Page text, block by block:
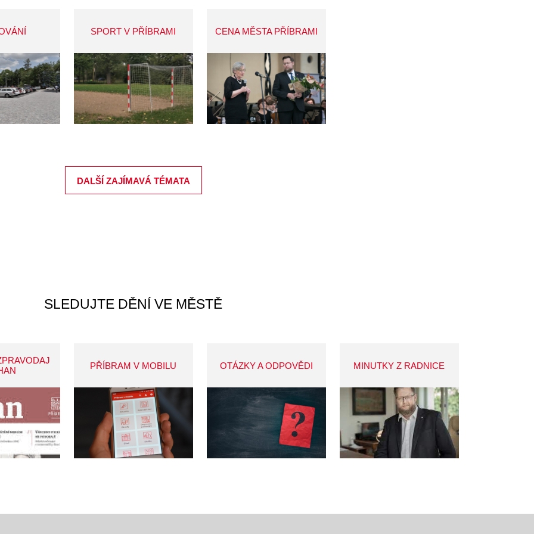
SPORT V PŘÍBRAMI CENA MĚSTA PŘÍBRAMI
DALŠÍ ZAJÍMAVÁ TÉMATA
SLEDUJTE DĚNÍ VE MĚSTĚ
PŘÍBRAM V MOBILU OTÁZKY A ODPOVĚDI MINUTKY Z RADNICE